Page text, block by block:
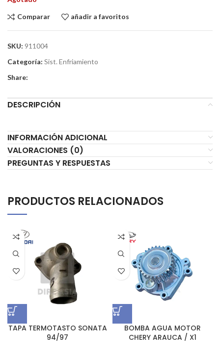
Comparar añadir a favoritos
SKU: 911004
Categoría: Sist. Enfriamiento
Share:
DESCRIPCIÓN
INFORMACIÓN ADICIONAL
VALORACIONES (0)
PREGUNTAS Y RESPUESTAS
PRODUCTOS RELACIONADOS
TAPA TERMOTASTO SONATA
94/97
BOMBA AGUA MOTOR
CHERY ARAUCA / X1